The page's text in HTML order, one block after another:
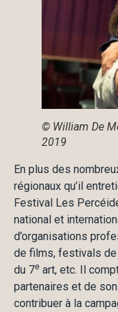
© William De
2019
En plus des
régionaux qu’il
Festival Les
national et
d’organisations
de films, festivals de
du 7e art, etc. Il
partenaires et de
contribuer à la